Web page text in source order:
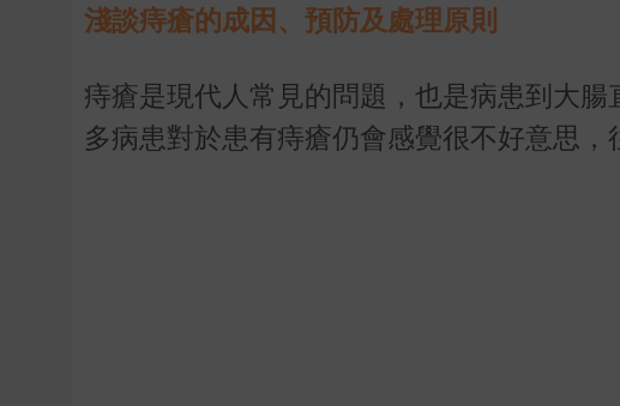
淺談痔瘡的成因、預防及處理原則
痔瘡是現代人常見的問題，也是病患到大
多病患對於患有痔瘡仍會感覺很不好意思，